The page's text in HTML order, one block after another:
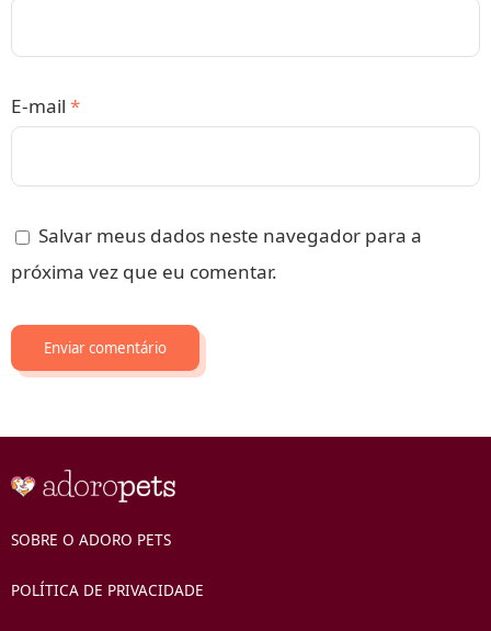
E-mail *
Salvar meus dados neste navegador para a
próxima vez que eu comentar.
SOBRE O ADORO PETS
POLÍTICA DE PRIVACIDADE